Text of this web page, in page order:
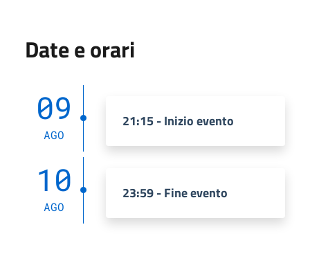
Date e orari
09
AGO
21:15 - Inizio evento
10
AGO
23:59 - Fine evento